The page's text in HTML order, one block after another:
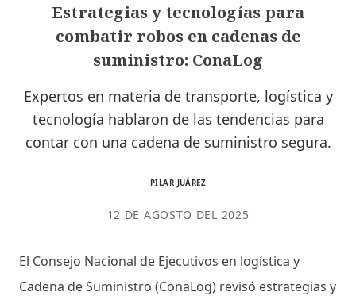
Estrategias y tecnologías para
combatir robos en cadenas de
suministro: ConaLog
Expertos en materia de transporte, logística y
tecnología hablaron de las tendencias para
contar con una cadena de suministro segura.
PILAR JUÁREZ
12 DE AGOSTO DEL 2025
El Consejo Nacional de Ejecutivos en logística y
Cadena de Suministro (ConaLog) revisó estrategias y